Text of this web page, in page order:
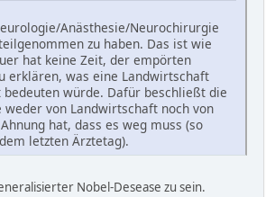
Anästhesie/Neurochirurgie
zu haben. Das ist wie
hat keine Zeit, der empörten
erklären, was eine Landwirtschaft
bedeuten würde. Dafür beschließt die
weder von Landwirtschaft noch von
hat, dass es weg muss (so
letzten Ärztetag).
Nobel-Desease zu sein.